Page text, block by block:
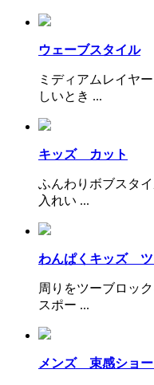
ウェーブスタイル
ミディアムレイヤ
しいとき ...
キッズ カット
ふんわりボブスタ
入れい ...
わんぱくキッズ ツ
周りをツーブロッ
スポー ...
メンズ 束感ショ